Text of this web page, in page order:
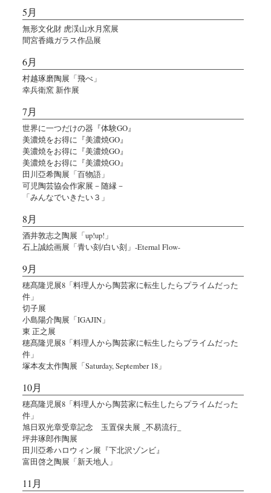
5月
無形文化財 虎渓山水月窯展
間宮香織ガラス作品展
6月
村越琢磨陶展「飛べ」
幸兵衛窯 新作展
7月
世界に一つだけの器『体験GO』
美濃焼をお得に『美濃焼GO』
美濃焼をお得に『美濃焼GO』
美濃焼をお得に『美濃焼GO』
田川亞希陶展「百物語」
可児陶芸協会作家展－随縁－
「みんなでいきたい３」
8月
酒井敦志之陶展「up!up!」
石上誠絵画展「青い刻/白い刻」-Eternal Flow-
9月
穂髙隆児展8「料理人から陶芸家に転生したらプライムだった
件」
切子展
小島陽介陶展「IGAJIN」
東 正之展
穂髙隆児展8「料理人から陶芸家に転生したらプライムだった
件」
塚本友太作陶展「Saturday, September 18」
10月
穂髙隆児展8「料理人から陶芸家に転生したらプライムだった
件」
旭日双光章受章記念 玉置保夫展 _不易流行_
坪井琢郎作陶展
田川亞希ハロウィン展『下北沢ゾンビ』
富田啓之陶展「新天地人」
11月